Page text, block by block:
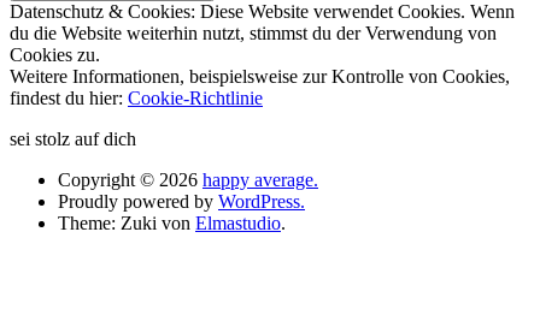
Datenschutz & Cookies: Diese Website verwendet Cookies. Wenn
du die Website weiterhin nutzt, stimmst du der Verwendung von
Cookies zu.
Weitere Informationen, beispielsweise zur Kontrolle von Cookies,
findest du hier: Cookie-Richtlinie
sei stolz auf dich
Copyright © 2026 happy average.
Proudly powered by WordPress.
Theme: Zuki von Elmastudio.